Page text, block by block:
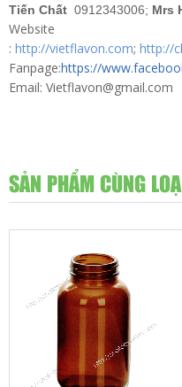
Tiến Chất 0912343006; Mrs
Website
: http://vietflavon.com; http://
Fanpage:https://
Email: Vietflavon@gmail.com
SẢN PHẨM CÙNG